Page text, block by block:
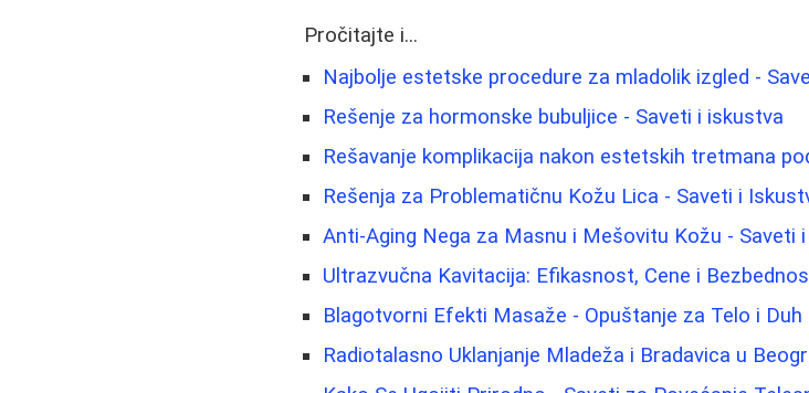
Pročitajte i...
Najbolje estetske procedure za mladolik izgled -
Rešenje za hormonske bubuljice - Saveti i iskustva
Rešavanje komplikacija nakon estetskih tretmana
Rešenja za Problematičnu Kožu Lica - Saveti i
Anti-Aging Nega za Masnu i Mešovitu Kožu - Saveti
Ultrazvučna Kavitacija: Efikasnost, Cene i
Blagotvorni Efekti Masaže - Opuštanje za Telo i Duh
Radiotalasno Uklanjanje Mladeža i Bradavica u